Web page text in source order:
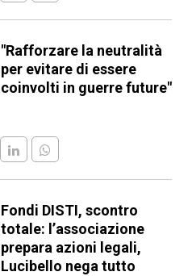
"Rafforzare la neutralità
per evitare di essere
coinvolti in guerre future"
Fondi DISTI, scontro
totale: l’associazione
prepara azioni legali,
Lucibello nega tutto